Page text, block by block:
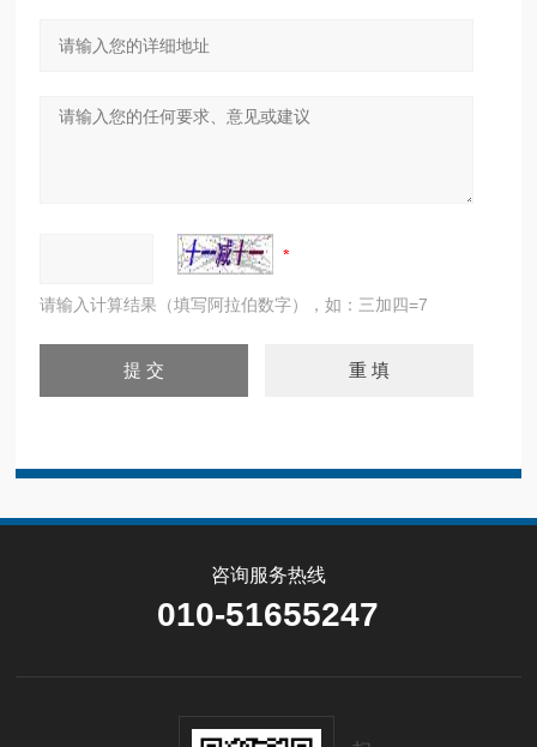
请输入计算结果（填写阿拉伯数字），如：三加四=7
咨询服务热线
010-51655247